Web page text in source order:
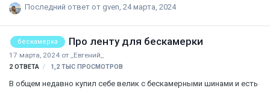
Последний ответ от gven, 24 марта, 2024
бескамерка Про ленту для бескамерки
17 марта, 2024 от _Евгений_
2 ОТВЕТА 1,2 ТЫС ПРОСМОТРОВ
В общем недавно купил себе велик с бескамерными шинами и есть